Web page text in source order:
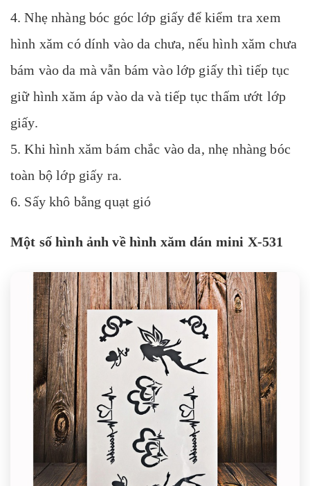
4. Nhẹ nhàng bóc góc lớp giấy để kiểm tra xem
hình xăm có dính vào da chưa, nếu hình xăm chưa
bám vào da mà vẫn bám vào lớp giấy thì tiếp tục
giữ hình xăm áp vào da và tiếp tục thấm ướt lớp
giấy.
5. Khi hình xăm bám chắc vào da, nhẹ nhàng bóc
toàn bộ lớp giấy ra.
6. Sấy khô bằng quạt gió
Một số hình ảnh về hình xăm dán mini X-531